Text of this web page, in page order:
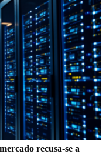
recusa-se a